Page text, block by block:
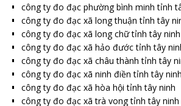
công ty đo đạc phường bình minh tỉnh
công ty đo đạc xã long thuận tỉnh tây
công ty đo đạc xã long chữ tỉnh tây ninh
công ty đo đạc xã hảo đước tỉnh tây
công ty đo đạc xã châu thành tỉnh tây
công ty đo đạc xã ninh điền tỉnh tây ninh
công ty đo đạc xã hòa hội tỉnh tây ninh
công ty đo đạc xã trà vong tỉnh tây ninh